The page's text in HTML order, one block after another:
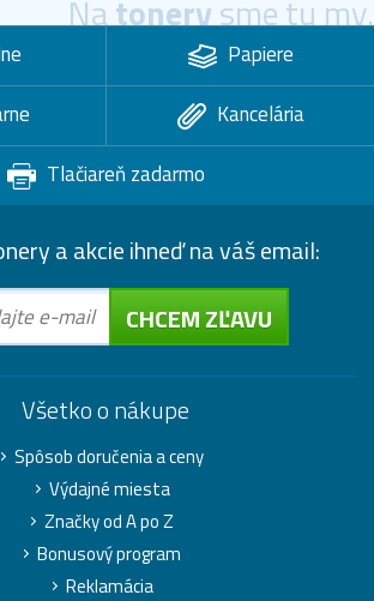
Natonerysme tu my.
Papiere
Kancelária
Tlačiareň zadarmo
a akcie ihneď na váš email:
CHCEM ZĽAVU
Všetko o nákupe
Spôsob doručenia a ceny
Výdajné miesta
Značky od A po Z
Bonusový program
Reklamácia